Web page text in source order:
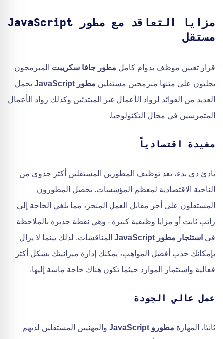
مزايا التعاقد مع مطور JavaScript
مستقل
قرار تعيين موظف بدوام كامل مطور جافا سكريبت المبرمجون
يجلبون على متنها مبرمجين مستقلين مطور JavaScript
يحمل
العديد من الفوائد لرواد الأعمال غير المبتدئين وكذلك رواد الأعمال
المتمرسين في مجال التكنولوجيا.
مفيدة اقتصادياً
بادئ ذي بدء، يعد توظيف المطورين المستقلين أكثر جدوى من
الناحية الاقتصادية لمعظم المؤسسات. يحصل المطورون
المستقلون على أجر مقابل العمل المنجز، مما يلغي الحاجة إلى
راتب ثابت أو مزايا وظيفية كبيرة - وهي نقطة جديرة بالملاحظة
في استئجار مطور JavaScript
المناقشات. لذلك بينما لا يزال
بإمكانك جذب أفضل المواهب، يمكنك إدارة ميزانيتك بشكل أكثر
فعالية واستثمار الموارد حيثما تكون هناك حاجة ماسة إليها.
عمل عالي الجودة
ثانيًا، المهارة مطورو JavaScript
والمهنيين المستقلين لديهم